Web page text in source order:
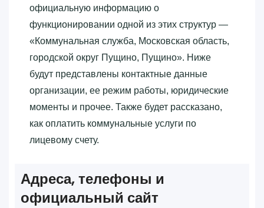
официальную информацию о
функционировании одной из этих структур —
«‎Коммунальная служба, Московская область,
городской округ Пущино, Пущино»‎. Ниже
будут представлены контактные данные
организации, ее режим работы, юридические
моменты и прочее. Также будет рассказано,
как оплатить коммунальные услуги по
лицевому счету.
Адреса, телефоны и
официальный сайт